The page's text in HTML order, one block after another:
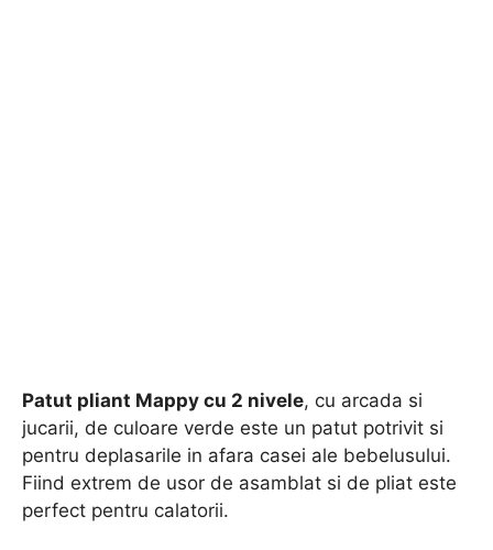
Patut pliant Mappy cu 2 nivele, cu arcada si
jucarii, de culoare verde este un patut potrivit si
pentru deplasarile in afara casei ale bebelusului.
Fiind extrem de usor de asamblat si de pliat este
perfect pentru calatorii.